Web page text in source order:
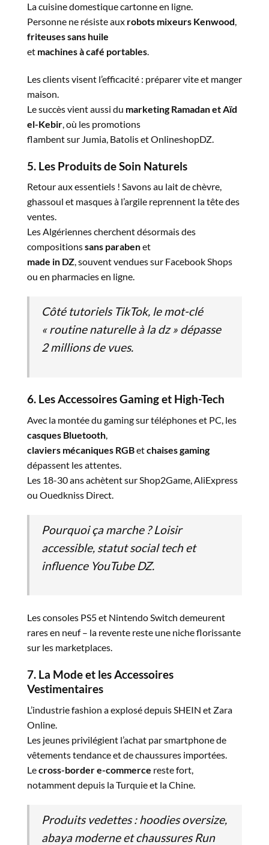
La cuisine domestique cartonne en ligne.
Personne ne résiste aux robots mixeurs Kenwood,
friteuses sans huile
et machines à café portables.
Les clients visent l’efficacité : préparer vite et manger
maison.
Le succès vient aussi du marketing Ramadan et Aïd
el-Kebir, où les promotions
flambent sur Jumia, Batolis et OnlineshopDZ.
5. Les Produits de Soin Naturels
Retour aux essentiels ! Savons au lait de chèvre,
ghassoul et masques à l’argile reprennent la tête des
ventes.
Les Algériennes cherchent désormais des
compositionssans parabenet
made in DZ, souvent vendues sur Facebook Shops
ou en pharmacies en ligne.
Côté tutoriels TikTok, le mot-clé
« routine naturelle à la dz » dépasse
2 millions de vues.
6. Les Accessoires Gaming et High-Tech
Avec la montée du gaming sur téléphones et PC, les
casques Bluetooth
claviers mécaniques RGBetchaises gaming
dépassent les attentes.
Les 18-30 ans achètent sur Shop2Game, AliExpress
ou Ouedkniss Direct.
Pourquoi ça marche ?Loisir
accessible, statut social tech et
influence YouTube DZ.
Les consoles PS5 et Nintendo Switch demeurent
rares en neuf – la revente reste une niche florissante
sur les marketplaces.
7. La Mode et les Accessoires
Vestimentaires
L’industrie fashion a explosé depuis SHEIN et Zara
Online.
Les jeunes privilégient l’achat par smartphone de
vêtements tendance et de chaussures importées.
Lecross-border e-commerce reste fort,
notamment depuis la Turquie et la Chine.
Produits vedettes :hoodies oversize,
abaya moderne et chaussures Run